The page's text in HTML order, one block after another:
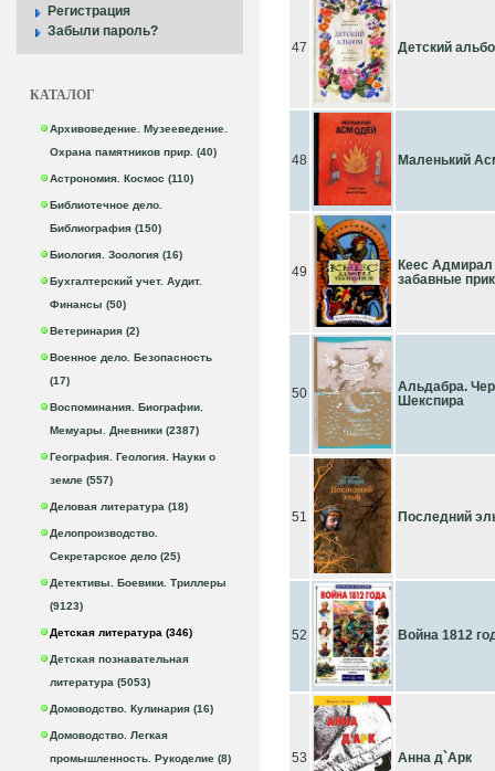
Регистрация
Забыли пароль?
КАТАЛОГ
Архивоведение. Музееведение.
Охрана памятников прир. (40)
Астрономия. Космос (110)
Библиотечное дело.
Библиография (150)
Биология. Зоология (16)
Бухгалтерский учет. Аудит.
Финансы (50)
Ветеринария (2)
Военное дело. Безопасность
(17)
Воспоминания. Биографии.
Мемуары. Дневники (2387)
География. Геология. Науки о
земле (557)
Деловая литература (18)
Делопроизводство.
Секретарское дело (25)
Детективы. Боевики. Триллеры
(9123)
Детская литература (346)
Детская познавательная
литература (5053)
Домоводство. Кулинария (16)
Домоводство. Легкая
промышленность. Рукоделие (8)
47 Детский
48 Маленький
49
Кеес
забавные
50
Альдабра.
Шекспира
51 Последний
52 Война 1812
53 Анна д`Арк